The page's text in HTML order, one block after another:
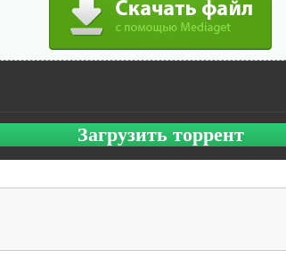
Загрузить торрент